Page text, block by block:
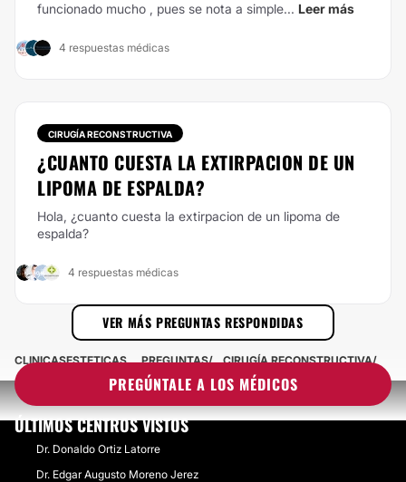
funcionado mucho , pues se nota a simple... Leer más
4 respuestas médicas
CIRUGÍA RECONSTRUCTIVA
¿CUANTO CUESTA LA EXTIRPACION DE UN
LIPOMA DE ESPALDA?
Hola, ¿cuanto cuesta la extirpacion de un lipoma de
espalda?
4 respuestas médicas
VER MÁS PREGUNTAS RESPONDIDAS
PREGÚNTALE A LOS MÉDICOS
CLINICASESTETICAS PREGUNTAS CIRUGÍA RECONSTRUCTIVA
ÚLTIMOS CENTROS VISTOS
Dr. Donaldo Ortiz Latorre
Dr. Edgar Augusto Moreno Jerez